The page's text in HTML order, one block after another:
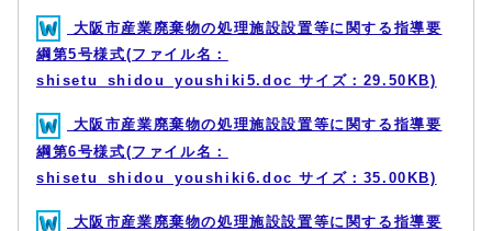
大阪市産業廃棄物の処理施設設置等に関する指導要
綱第5号様式(ファイル名：
shisetu_shidou_youshiki5.doc サイズ：29.50KB)
大阪市産業廃棄物の処理施設設置等に関する指導要
綱第6号様式(ファイル名：
shisetu_shidou_youshiki6.doc サイズ：35.00KB)
大阪市産業廃棄物の処理施設設置等に関する指導要